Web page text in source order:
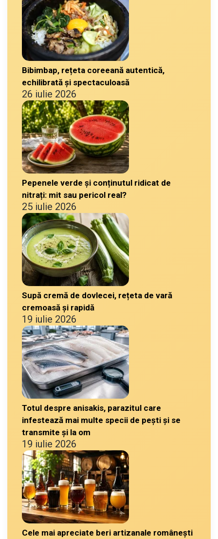
Bibimbap, rețeta coreeană autentică,
echilibrată și spectaculoasă
26 iulie 2026
Pepenele verde și conținutul ridicat de
nitrați: mit sau pericol real?
25 iulie 2026
Supă cremă de dovlecei, rețeta de vară
cremoasă și rapidă
19 iulie 2026
Totul despre anisakis, parazitul care
infestează mai multe specii de pești și se
transmite și la om
19 iulie 2026
Cele mai apreciate beri artizanale românești